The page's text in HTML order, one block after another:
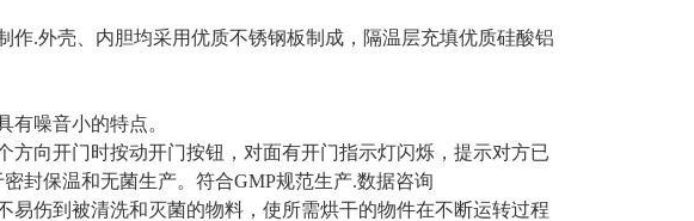
作.外壳、内胆均采用优质不锈钢板制成，隔温层充填优质硅酸铝
有噪音小的特点。
方向开门时按动开门按钮，对面有开门指示灯闪烁，提示对方已
封保温和无菌生产。符合GMP规范生产.数据咨询
易伤到被清洗和灭菌的物料， 使所需烘干的物件在不断运转过程